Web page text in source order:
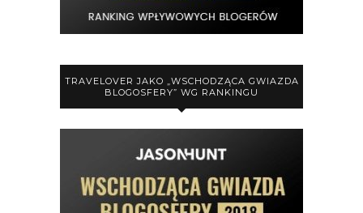
TRAVELOVER JAKO „WSCHODZĄCA GWIAZDA
BLOGOSFERY” WG RANKINGU